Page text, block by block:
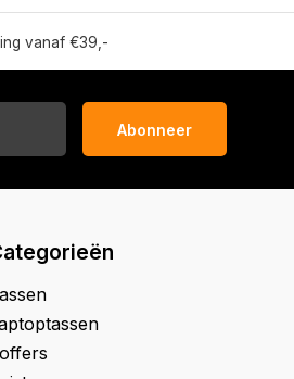
vanaf €39,-
Abonneer